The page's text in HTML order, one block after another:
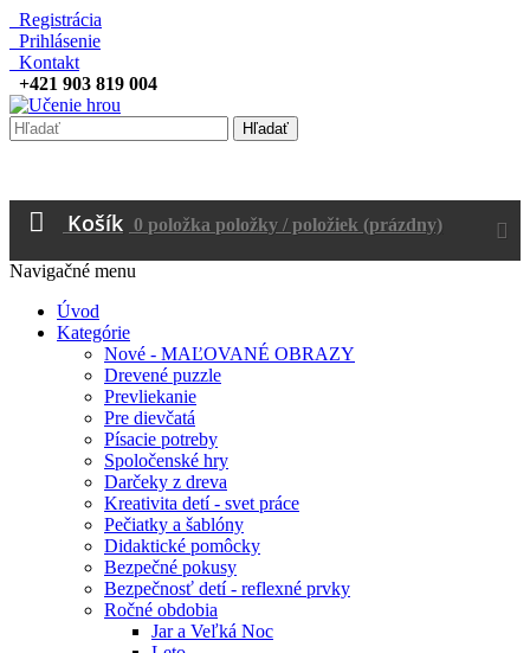
Registrácia
Prihlásenie
Kontakt
+421 903 819 004
Hľadať
Košík 0 položka položky / položiek (prázdny)
Navigačné menu
Úvod
Kategórie
Nové - MAĽOVANÉ OBRAZY
Drevené puzzle
Prevliekanie
Pre dievčatá
Písacie potreby
Spoločenské hry
Darčeky z dreva
Kreativita detí - svet práce
Pečiatky a šablóny
Didaktické pomôcky
Bezpečné pokusy
Bezpečnosť detí - reflexné prvky
Ročné obdobia
Jar a Veľká Noc